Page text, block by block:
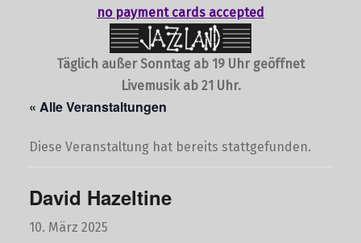
no payment cards accepted
Täglich außer Sonntag ab 19 Uhr geöffnet
Livemusik ab 21 Uhr.
« Alle Veranstaltungen
Diese Veranstaltung hat bereits stattgefunden.
David Hazeltine
10. März 2025